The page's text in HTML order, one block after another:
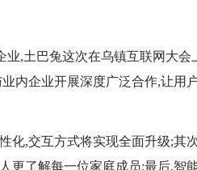
业,土巴兔这次在乌镇互联网大会
内企业开展深度广泛合作,让用
化,交互方式将实现全面升级;其
更了解每一位家庭成员;最后,智